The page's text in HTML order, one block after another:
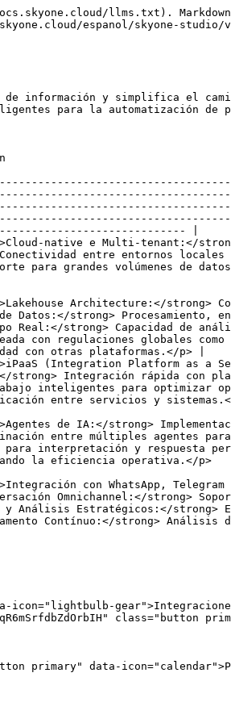
llms.txt).
espanol/skyone-studio/
de información y simplifica el
para la automatización de
|
native e Multi-tenant:</
Conectividad entre entornos
para grandes volúmenes de
Architecture:</
de Datos:</strong>
Real:</strong> Capacidad de
regulaciones globales como
con otras plataformas.</p> |
(Integration Platform as a
Integración rápida con
inteligentes para optimizar
entre servicios y
de IA:</strong>
entre múltiples agentes
para interpretación y respuesta
la eficiencia operativa.</p>
con WhatsApp, Telegram
Omnichannel:</strong>
y Análisis Estratégicos:</
Contínuo:</strong>
icon="lightbulb-
class="button
primary" data-